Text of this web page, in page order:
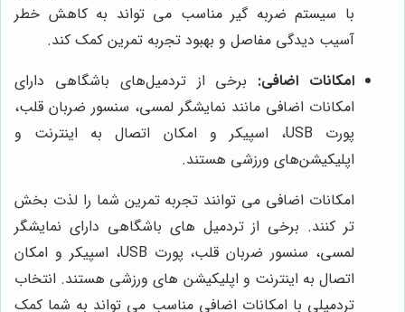
با سیستم ضربه گیر مناسب می تواند به کاهش خطر
آسیب دیدگی مفاصل و بهبود تجربه تمرین کمک کند.
امکانات اضافی: برخی از تردمیل‌های باشگاهی دارای
امکانات اضافی مانند نمایشگر لمسی، سنسور ضربان قلب،
پورت USB، اسپیکر و امکان اتصال به اینترنت و
اپلیکیشن‌های ورزشی هستند.
امکانات اضافی می توانند تجربه تمرین شما را لذت بخش
تر کنند. برخی از تردمیل های باشگاهی دارای نمایشگر
لمسی، سنسور ضربان قلب، پورت USB، اسپیکر و امکان
اتصال به اینترنت و اپلیکیشن های ورزشی هستند. انتخاب
تردمیلی با امکانات اضافی مناسب می تواند به شما کمک